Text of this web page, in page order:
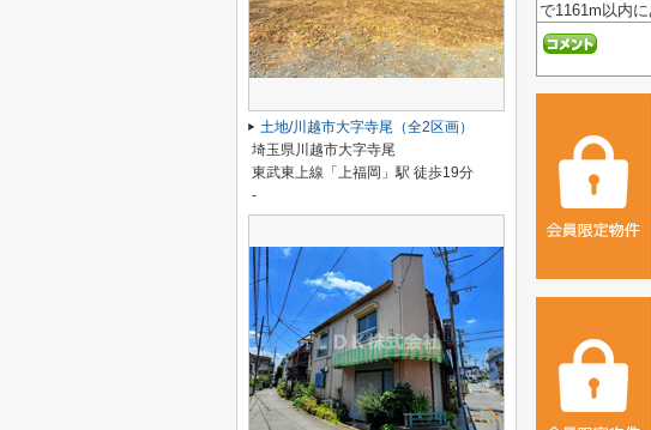
で1161m以内
土地/川越市大字寺尾（全2区画）
埼玉県川越市大字寺尾
東武東上線「上福岡」駅 徒歩19分
-